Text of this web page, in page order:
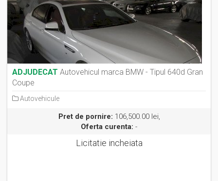
ADJUDECAT Autovehicul marca BMW - Tipul 640d Gran
Coupe
Autovehicule
Pret de pornire: 106,500.00 lei,
Oferta curenta: -
Licitatie incheiata